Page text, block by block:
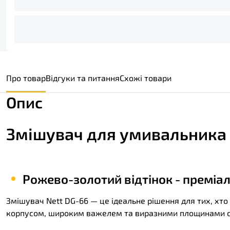
Про товарВідгуки та питанняСхожі товари
Опис
Змішувач для
Рожево-золотий відтінок -
Змішувач Nett DG-66 — це ідеальне рішення для тих,
корпусом, широким важелем та виразними площинами